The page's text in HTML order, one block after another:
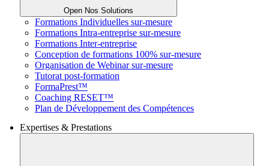
Open Nos Solutions
Formations Individuelles sur-mesure
Formations Intra-entreprise sur-mesure
Formations Inter-entreprise
Conception de formations 100% sur-mesure
Organisation de Webinar sur-mesure
Tutorat post-formation
FormaPrest™
Coaching RESET™
Plan de Développement des Compétences
Expertises & Prestations